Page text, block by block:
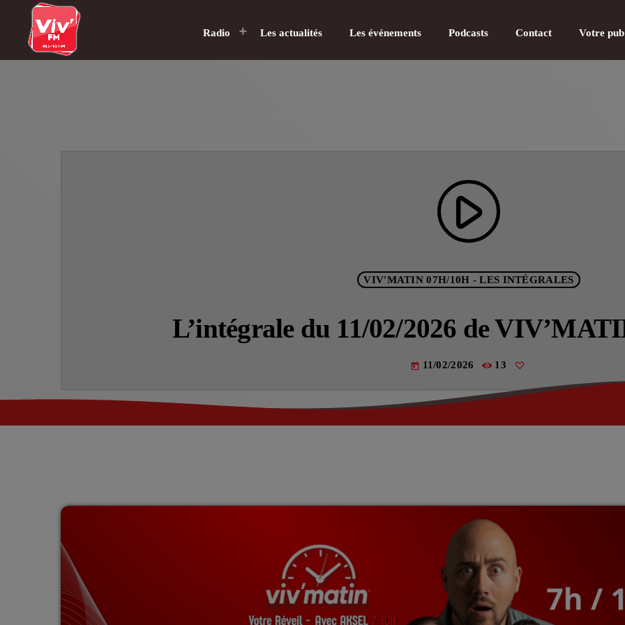
Radio Les actualités Les événements Podcasts Contact Votre
Les
LA
play_arrow
VIV'MATIN 07H/10H - LES INTÉGRALES
L’intégrale du 11/02/2026 de
today 11/02/2026 13